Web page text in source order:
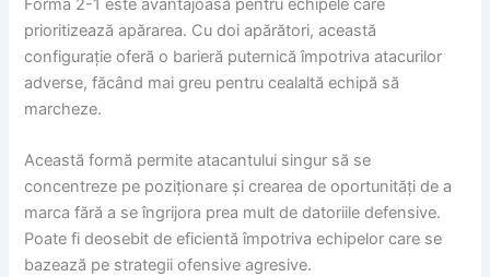
Forma 2-1 este avantajoasă pentru echipele care
prioritizează apărarea. Cu doi apărători, această
configurație oferă o barieră puternică împotriva atacurilor
adverse, făcând mai greu pentru cealaltă echipă să
marcheze.
Această formă permite atacantului singur să se
concentreze pe poziționare și crearea de oportunități de a
marca fără a se îngrijora prea mult de datoriile defensive.
Poate fi deosebit de eficientă împotriva echipelor care se
bazează pe strategii ofensive agresive.